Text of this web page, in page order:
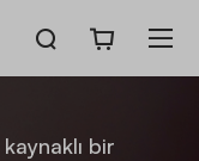
bir